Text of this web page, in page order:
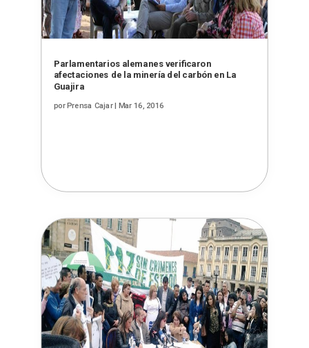
Parlamentarios alemanes verificaron
afectaciones de la minería del carbón en La
Guajira
porPrensa Cajar| Mar 16, 2016